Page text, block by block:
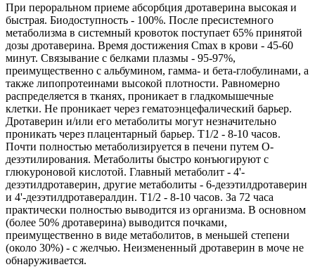
При пероральном приеме абсорбция дротаверина высокая и
быстрая. Биодоступность - 100%. После пресистемного
метаболизма в системный кровоток поступает 65% принятой
дозы дротаверина. Время достижения Сmах в крови - 45-60
минут. Связывание с белками плазмы - 95-97%,
преимущественно с альбумином, гамма- и бета-глобулинами, а
также липопротеинами высокой плотности. Равномерно
распределяется в тканях, проникает в гладкомышечные
клетки. Не проникает через гематоэнцефалический барьер.
Дротаверин и/или его метаболиты могут незначительно
проникать через плацентарный барьер. T1/2 - 8-10 часов.
Почти полностью метаболизируется в печени путем О-
дезэтилирования. Метаболиты быстро конъюгируют с
глюкуроновой кислотой. Главный метаболит - 4'-
дезэтилдротаверин, другие метаболиты - 6-дезэтилдротаверин
и 4'-дезэтилдротавералдин. T1/2 - 8-10 часов. За 72 часа
практически полностью выводится из организма. В основном
(более 50% дротаверина) выводится почками,
преимущественно в виде метаболитов, в меньшей степени
(около 30%) - с желчью. Неизмененный дротаверин в моче не
обнаруживается.